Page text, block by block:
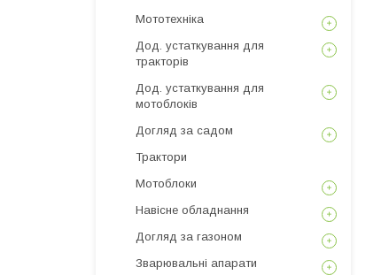
Мототехніка
Дод. устаткування для
тракторів
Дод. устаткування для
мотоблоків
Догляд за садом
Трактори
Мотоблоки
Навісне обладнання
Догляд за газоном
Зварювальні апарати